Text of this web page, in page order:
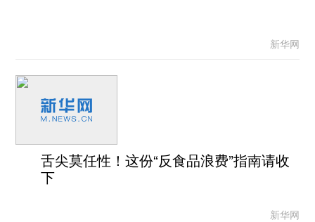
新华网
舌尖莫任性！这份“反食品浪费”指南请收
下
新华网